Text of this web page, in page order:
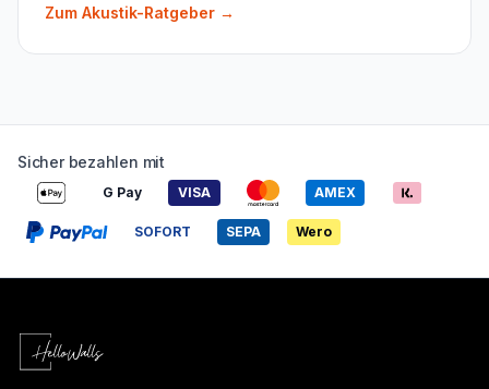
Zum Akustik-Ratgeber →
Sicher bezahlen mit
G Pay VISA AMEX
SOFORT SEPA Wero